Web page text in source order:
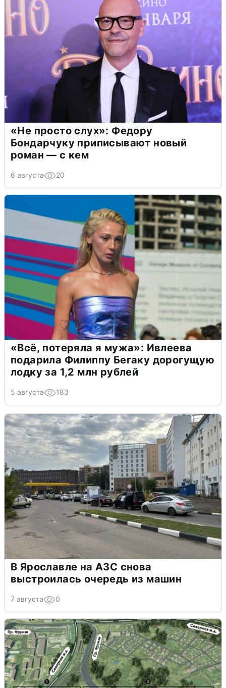
«Не просто слух»: Федору
Бондарчуку приписывают новый
роман — с кем
6 августа 20
«Всё, потеряла я мужа»: Ивлеева
подарила Филиппу Бегаку дорогущую
лодку за 1,2 млн рублей
5 августа 183
В Ярославле на АЗС снова
выстроилась очередь из машин
7 августа 0